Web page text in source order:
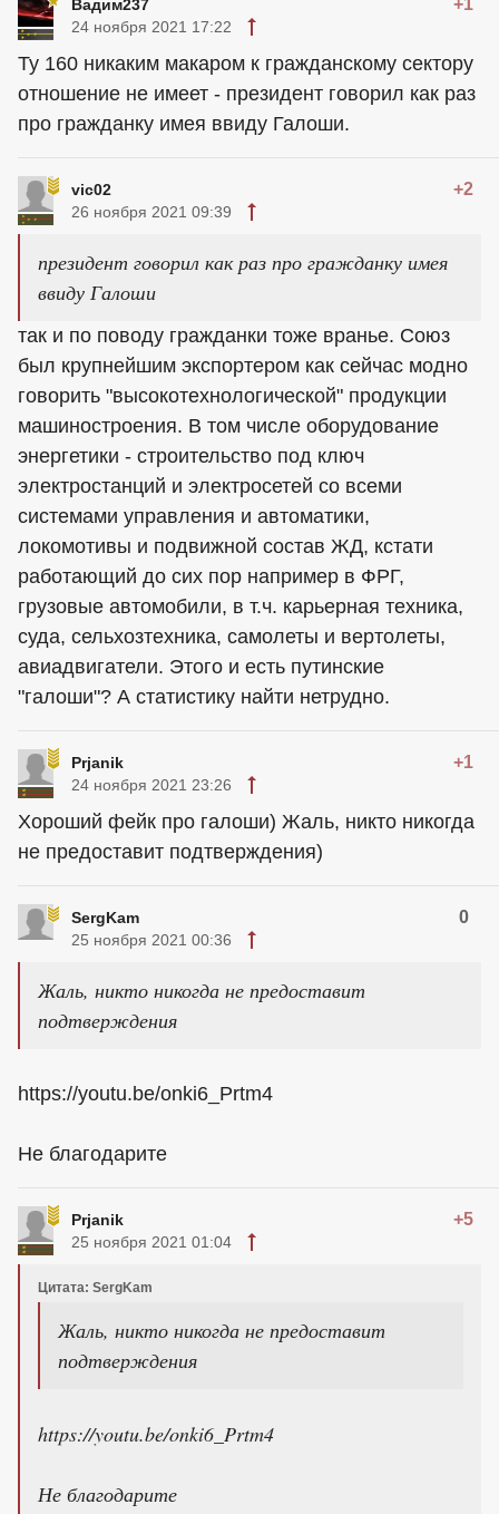
Вадим237 +1
24 ноября 2021 17:22
Ту 160 никаким макаром к гражданскому сектору
отношение не имеет - президент говорил как раз
про гражданку имея ввиду Галоши.
vic02 +2
26 ноября 2021 09:39
президент говорил как раз про гражданку имея
ввиду Галоши
так и по поводу гражданки тоже вранье. Союз
был крупнейшим экспортером как сейчас модно
говорить "высокотехнологической" продукции
машиностроения. В том числе оборудование
энергетики - строительство под ключ
электростанций и электросетей со всеми
системами управления и автоматики,
локомотивы и подвижной состав ЖД, кстати
работающий до сих пор например в ФРГ,
грузовые автомобили, в т.ч. карьерная техника,
суда, сельхозтехника, самолеты и вертолеты,
авиадвигатели. Этого и есть путинские
"галоши"? А статистику найти нетрудно.
Prjanik +1
24 ноября 2021 23:26
Хороший фейк про галоши) Жаль, никто никогда
не предоставит подтверждения)
SergKam 0
25 ноября 2021 00:36
Жаль, никто никогда не предоставит
подтверждения
https://youtu.be/onki6_Prtm4
Не благодарите
Prjanik +5
25 ноября 2021 01:04
Цитата: SergKam
Жаль, никто никогда не предоставит
подтверждения
https://youtu.be/onki6_Prtm4
Не благодарите